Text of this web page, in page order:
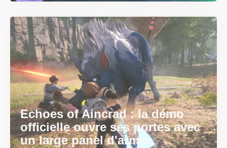
Echoes of Aincrad : la démo
officielle ouvre ses portes avec
un large panel d'armes